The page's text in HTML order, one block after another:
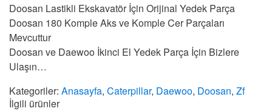
Doosan Lastikli Ekskavatör İçin Orijinal Yedek Parça
Doosan 180 Komple Aks ve Komple Cer Parçaları
Mevcuttur
Doosan ve Daewoo İkinci El Yedek Parça İçin Bizlere
Ulaşın…
Kategoriler: Anasayfa, Caterpillar, Daewoo, Doosan, Zf
İlgili ürünler